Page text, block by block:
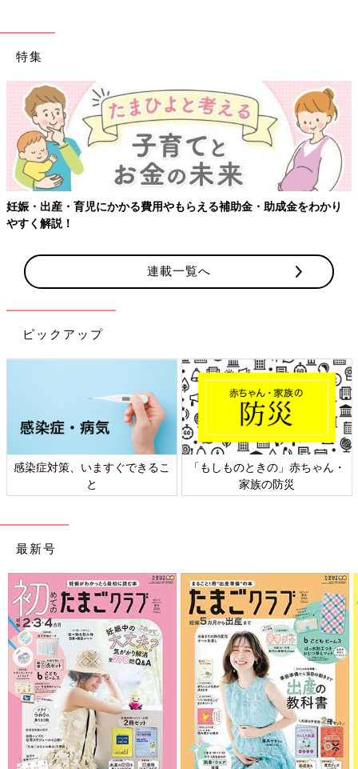
特集
妊娠・出産・育児にかかる費用やもらえる補助金・助成金をわかり
やすく解説！
連載一覧へ
ピックアップ
感染症対策、いますぐできるこ
と
「もしものときの」赤ちゃん・
家族の防災
最新号